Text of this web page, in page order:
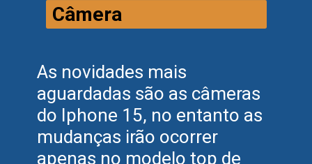
Câmera
As novidades mais
aguardadas são as câmeras
do Iphone 15, no entanto as
mudanças irão ocorrer
apenas no modelo top de